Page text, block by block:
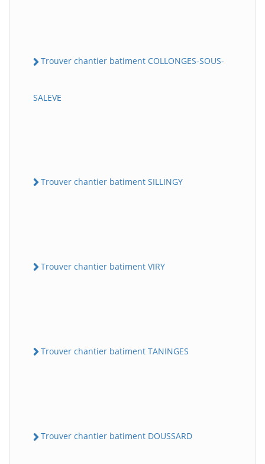
Trouver chantier batiment COLLONGES-SOUS-
SALEVE
Trouver chantier batiment SILLINGY
Trouver chantier batiment VIRY
Trouver chantier batiment TANINGES
Trouver chantier batiment DOUSSARD